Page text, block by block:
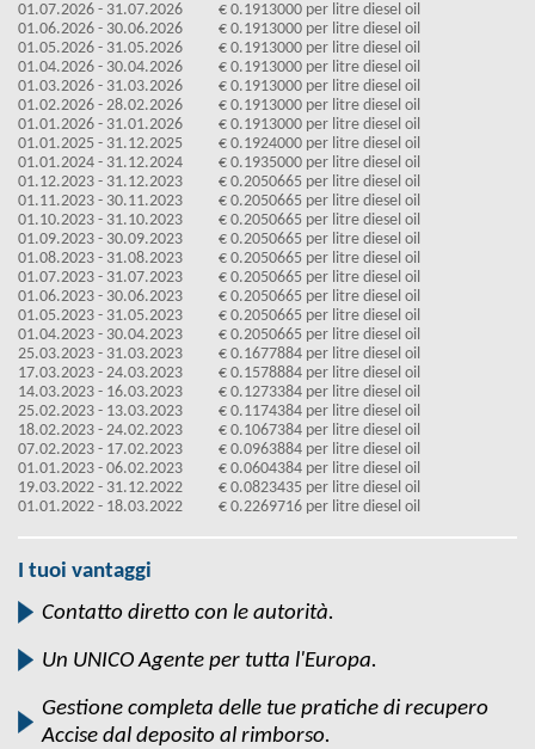
01.07.2026 - 31.07.2026
€ 0.1913000 per litre diesel oil
01.06.2026 - 30.06.2026
€ 0.1913000 per litre diesel oil
01.05.2026 - 31.05.2026
€ 0.1913000 per litre diesel oil
01.04.2026 - 30.04.2026
€ 0.1913000 per litre diesel oil
01.03.2026 - 31.03.2026
€ 0.1913000 per litre diesel oil
01.02.2026 - 28.02.2026
€ 0.1913000 per litre diesel oil
01.01.2026 - 31.01.2026
€ 0.1913000 per litre diesel oil
01.01.2025 - 31.12.2025
€ 0.1924000 per litre diesel oil
01.01.2024 - 31.12.2024
€ 0.1935000 per litre diesel oil
01.12.2023 - 31.12.2023
€ 0.2050665 per litre diesel oil
01.11.2023 - 30.11.2023
€ 0.2050665 per litre diesel oil
01.10.2023 - 31.10.2023
€ 0.2050665 per litre diesel oil
01.09.2023 - 30.09.2023
€ 0.2050665 per litre diesel oil
01.08.2023 - 31.08.2023
€ 0.2050665 per litre diesel oil
01.07.2023 - 31.07.2023
€ 0.2050665 per litre diesel oil
01.06.2023 - 30.06.2023
€ 0.2050665 per litre diesel oil
01.05.2023 - 31.05.2023
€ 0.2050665 per litre diesel oil
01.04.2023 - 30.04.2023
€ 0.2050665 per litre diesel oil
25.03.2023 - 31.03.2023
€ 0.1677884 per litre diesel oil
17.03.2023 - 24.03.2023
€ 0.1578884 per litre diesel oil
14.03.2023 - 16.03.2023
€ 0.1273384 per litre diesel oil
25.02.2023 - 13.03.2023
€ 0.1174384 per litre diesel oil
18.02.2023 - 24.02.2023
€ 0.1067384 per litre diesel oil
07.02.2023 - 17.02.2023
€ 0.0963884 per litre diesel oil
01.01.2023 - 06.02.2023
€ 0.0604384 per litre diesel oil
19.03.2022 - 31.12.2022
€ 0.0823435 per litre diesel oil
01.01.2022 - 18.03.2022
€ 0.2269716 per litre diesel oil
I tuoi vantaggi
Contatto diretto con le autorità.
Un UNICO Agente per tutta l'Europa.
Gestione completa delle tue pratiche di recupero
Accise dal deposito al rimborso.